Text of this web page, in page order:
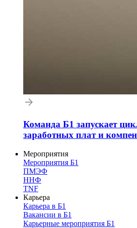
Команда Б1 запускает
заработных плат и
Мероприятия
Мероприятия Б1
ПМЭФ
ННФ
TNF
Карьера
Карьера в Б1
Вакансии в Б1
Карьерные мероприятия Б1